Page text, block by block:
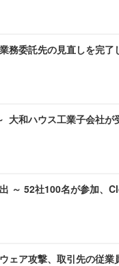
務委託先の見直しを完了
大和ハウス工業子会社が
～ 52社100名が参加、
ェア攻撃、取引先の従